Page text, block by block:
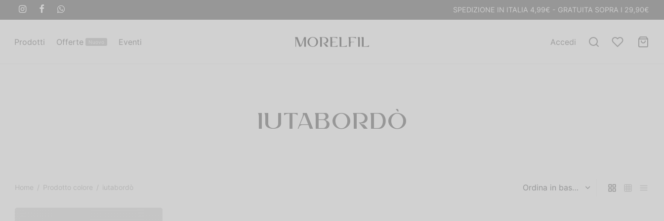
SPEDIZIONE IN ITALIA 4,99€ - GRATUITA SOPRA I 29,90€
Prodotti Offerte Eventi Accedi
IUTABORDÒ
Home / Prodotto colore / iutabordò